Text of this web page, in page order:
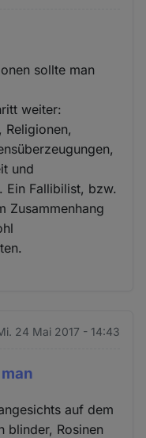
sollte man
weiter:
und
Ein Fallibilist, bzw.
Zusammenhang
24 Mai 2017 - 14:43
auf dem
blinder, Rosinen